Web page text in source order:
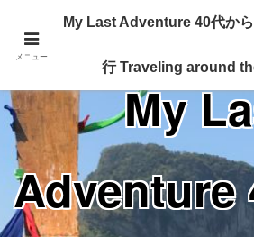
Traveling around the
My
Adventure
メニュー
My Last Adventure 40代か
行 Traveling around